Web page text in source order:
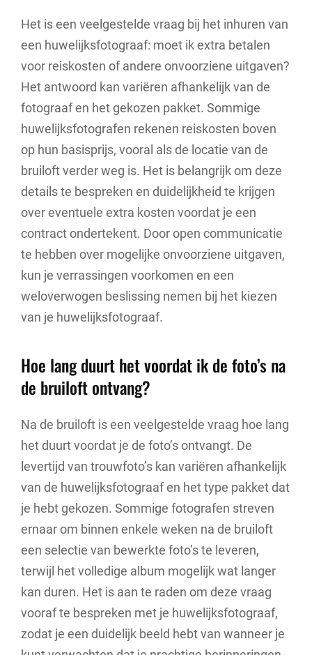
Het is een veelgestelde vraag bij het inhuren van
een huwelijksfotograaf: moet ik extra betalen
voor reiskosten of andere onvoorziene uitgaven?
Het antwoord kan variëren afhankelijk van de
fotograaf en het gekozen pakket. Sommige
huwelijksfotografen rekenen reiskosten boven
op hun basisprijs, vooral als de locatie van de
bruiloft verder weg is. Het is belangrijk om deze
details te bespreken en duidelijkheid te krijgen
over eventuele extra kosten voordat je een
contract ondertekent. Door open communicatie
te hebben over mogelijke onvoorziene uitgaven,
kun je verrassingen voorkomen en een
weloverwogen beslissing nemen bij het kiezen
van je huwelijksfotograaf.
Hoe lang duurt het voordat ik de foto’s na
de bruiloft ontvang?
Na de bruiloft is een veelgestelde vraag hoe lang
het duurt voordat je de foto’s ontvangt. De
levertijd van trouwfoto’s kan variëren afhankelijk
van de huwelijksfotograaf en het type pakket dat
je hebt gekozen. Sommige fotografen streven
ernaar om binnen enkele weken na de bruiloft
een selectie van bewerkte foto’s te leveren,
terwijl het volledige album mogelijk wat langer
kan duren. Het is aan te raden om deze vraag
vooraf te bespreken met je huwelijksfotograaf,
zodat je een duidelijk beeld hebt van wanneer je